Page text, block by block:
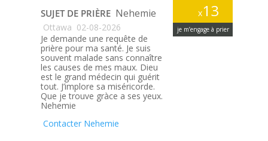
x13
je m’engage à prier
SUJET DE PRIÈRE Nehemie
Ottawa 02-08-2026
Je demande une requête de
prière pour ma santé. Je suis
souvent malade sans connaître
les causes de mes maux. Dieu
est le grand médecin qui guérit
tout. J’implore sa miséricorde.
Que je trouve gràce a ses yeux.
Nehemie
Contacter Nehemie